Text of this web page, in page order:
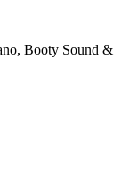
Booty Sound &